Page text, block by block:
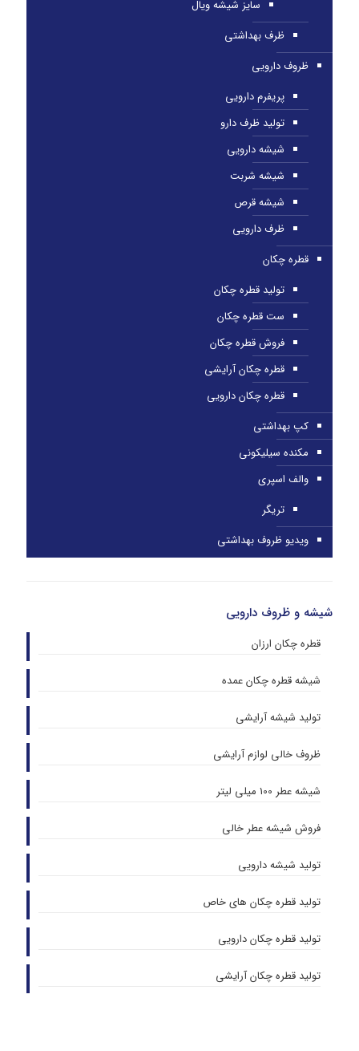
سایز شیشه ویال
ظرف بهداشتی
ظروف دارویی
پریفرم دارویی
تولید ظرف دارو
شیشه دارویی
شیشه شربت
شیشه قرص
ظرف دارویی
قطره چکان
تولید قطره چکان
ست قطره چکان
فروش قطره چکان
قطره چکان آرایشی
قطره چکان دارویی
کپ بهداشتی
مکنده سیلیکونی
والف اسپری
تریگر
ویدیو ظروف بهداشتی
شیشه و ظروف دارویی
قطره چکان ارزان
شیشه قطره چکان عمده
تولید شیشه آرایشی
ظروف خالی لوازم آرایشی
شیشه عطر 100 میلی لیتر
فروش شیشه عطر خالی
تولید شیشه دارویی
تولید قطره چکان های خاص
تولید قطره چکان دارویی
تولید قطره چکان آرایشی